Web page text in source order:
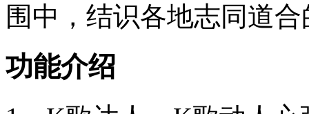
围中，结识各地志同道
功能介绍